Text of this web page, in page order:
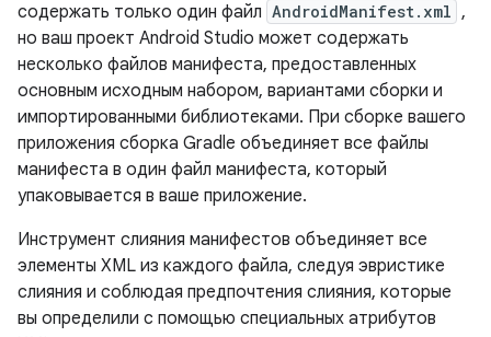
содержать только один файл AndroidManifest.xml ,
но ваш проект Android Studio может содержать
несколько файлов манифеста, предоставленных
основным исходным набором, вариантами сборки и
импортированными библиотеками. При сборке вашего
приложения сборка Gradle объединяет все файлы
манифеста в один файл манифеста, который
упаковывается в ваше приложение.
Инструмент слияния манифестов объединяет все
элементы XML из каждого файла, следуя эвристике
слияния и соблюдая предпочтения слияния, которые
вы определили с помощью специальных атрибутов